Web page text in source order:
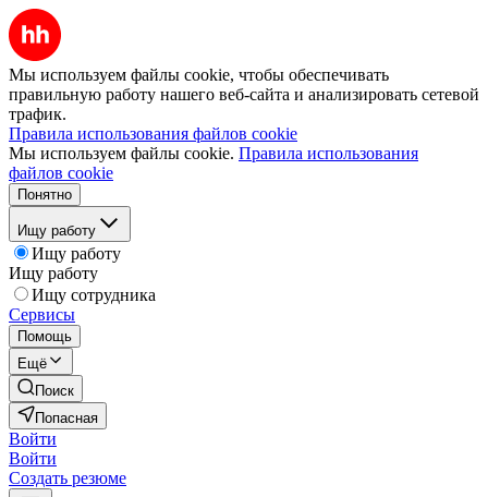
Мы используем файлы cookie, чтобы обеспечивать
правильную работу нашего веб-сайта и анализировать сетевой
трафик.
Правила использования файлов cookie
Мы используем файлы cookie. Правила использования
файлов cookie
Понятно
Ищу работу
Ищу работу
Ищу работу
Ищу сотрудника
Сервисы
Помощь
Ещё
Поиск
Попасная
Войти
Войти
Создать резюме